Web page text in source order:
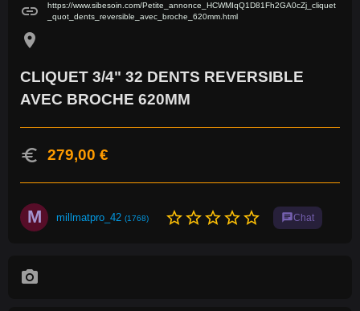
link
https://www.sibesoin.com/Petite_annonce_HCWMIqQ1D81Fh2GA0cZj_cliquet
_quot_dents_reversible_avec_broche_620mm.html
location_on
CLIQUET 3/4" 32 DENTS REVERSIBLE
AVEC BROCHE 620MM
euro 279,00 €
M millmatpro_42 (1768) star_borderstar_borderstar_borderstar_borderstar_border chatChat
photo_camera